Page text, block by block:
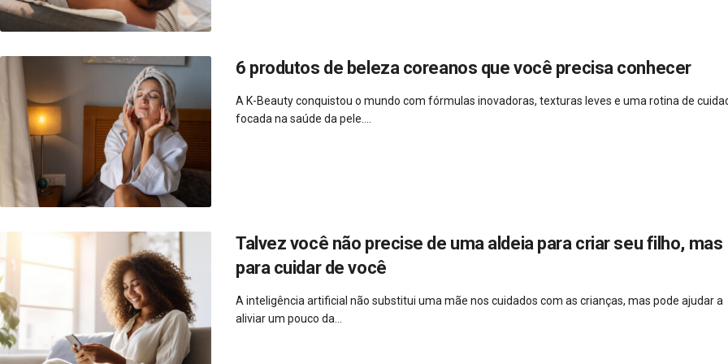
6 produtos de beleza coreanos que você precisa conhecer
A K-Beauty conquistou o mundo com fórmulas inovadoras, texturas leves e uma rotina de
focada na saúde da pele....
Talvez você não precise de uma aldeia para criar seu filho, mas
para cuidar de você
A inteligência artificial não substitui uma mãe nos cuidados com as crianças, mas pode ajudar a
aliviar um pouco da...